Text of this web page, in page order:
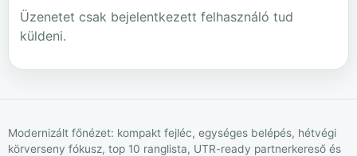
Üzenetet csak bejelentkezett felhasználó tud
küldeni.
Modernizált főnézet: kompakt fejléc, egységes belépés, hétvégi
körverseny fókusz, top 10 ranglista, UTR-ready partnerkereső és